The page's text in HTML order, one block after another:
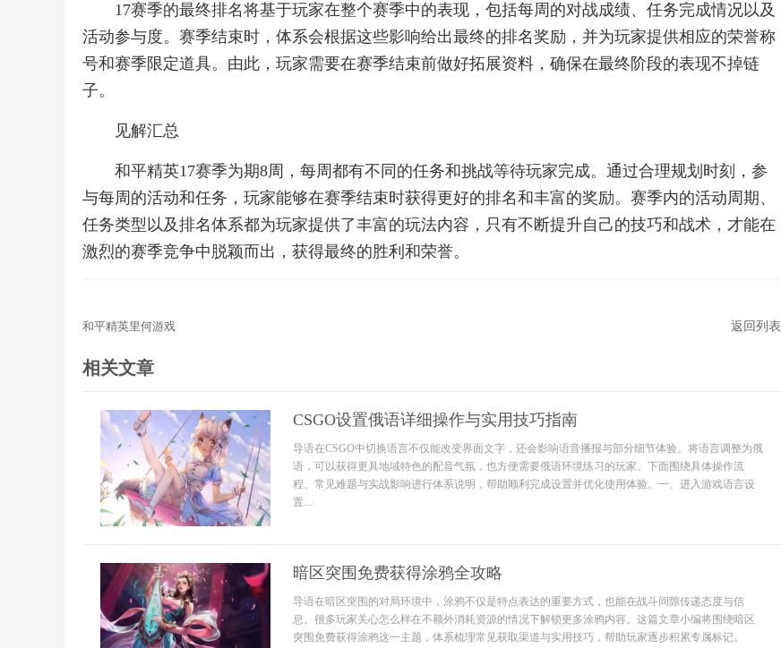
17赛季的最终排名将基于玩家在整个赛季中的表现，包括每周的对战成绩、任务完成情况以及
活动参与度。赛季结束时，体系会根据这些影响给出最终的排名奖励，并为玩家提供相应的荣誉称
号和赛季限定道具。由此，玩家需要在赛季结束前做好拓展资料，确保在最终阶段的表现不掉链
子。
见解汇总
和平精英17赛季为期8周，每周都有不同的任务和挑战等待玩家完成。通过合理规划时刻，参
与每周的活动和任务，玩家能够在赛季结束时获得更好的排名和丰富的奖励。赛季内的活动周期、
任务类型以及排名体系都为玩家提供了丰富的玩法内容，只有不断提升自己的技巧和战术，才能在
激烈的赛季竞争中脱颖而出，获得最终的胜利和荣誉。
和平精英里何游戏 返回列表
相关文章
CSGO设置俄语详细操作与实用技巧指南
导语在CSGO中切换语言不仅能改变界面文字，还会影响语音播报与部分细节体验。将语言调整为俄
语，可以获得更具地域特色的配音气氛，也方便需要俄语环境练习的玩家。下面围绕具体操作流
程、常见难题与实战影响进行体系说明，帮助顺利完成设置并优化使用体验。一、进入游戏语言设
置...
暗区突围免费获得涂鸦全攻略
导语在暗区突围的对局环境中，涂鸦不仅是特点表达的重要方式，也能在战斗间隙传递态度与信
息。很多玩家关心怎么样在不额外消耗资源的情况下解锁更多涂鸦内容。这篇文章小编将围绕暗区
突围免费获得涂鸦这一主题，体系梳理常见获取渠道与实用技巧，帮助玩家逐步积累专属标记。